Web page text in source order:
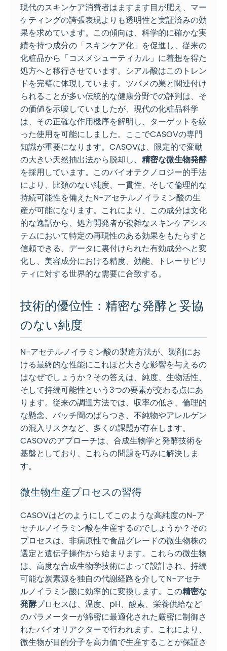
現代のスキンケア消費者はますます目が肥え、マー
ケティングの誇張表現よりも透明性と実証済みの効
果を求めています。この傾向は、科学的に確かな実
績を持つ成分の「スキンケア化」を促進し、従来の
化粧品から「コスメシューティカル」に着想を得た
処方へと移行させています。シアル酸はこのトレン
ドを完璧に体現しています。ツバメの巣と関連付け
られることが多い伝統的な健康分野での評判は、そ
の価値を示唆していましたが、現代の化粧品科学
は、その正確な作用機序を解明し、ターゲットを絞
った使用を可能にしました。ここでCASOVの専門
知識が重要になります。CASOVは、限定的で変動
の大きい天然抽出法から脱却し、 精密な微生物発酵
を採用しています。このバイオテクノロジー的手法
により、比類のない純度、一貫性、そして倫理的な
持続可能性を備えたN-アセチルノイラミン酸の生
産が可能になります。これにより、この成分は文化
的な逸話から、処方開発者が複雑なスキンケアシス
テムにおいて特定の再現性のある効果をもたらすと
信頼できる、データに裏付けられた有効成分へと変
化し、美容成分における精度、効能、トレーサビリ
ティに対する世界的な需要に合致する。
技術的優位性：精密な発酵と妥協
のない純度
N-アセチルノイラミン酸の製造方法が、製剤にお
ける最終的な性能にこれほど大きな影響を与えるの
はなぜでしょうか？その答えは、純度、生物活性、
そして持続可能性という3つの要素が交わる点にあ
ります。従来の調達方法では、収率の低さ、倫理的
な懸念、バッチ間のばらつき、不純物やアレルゲン
の混入リスクなど、多くの課題が存在します。
CASOVのアプローチは、合成生物学と発酵技術を
基盤としており、これらの問題を巧みに解決しま
す。
微生物生産プロセスの習得
CASOVはどのようにしてこのような高純度のN-ア
セチルノイラミン酸を生産するのでしょうか？その
プロセスは、非病原性で食品グレードの微生物株の
選定と遺伝子操作から始まります。これらの微生物
は、高度な合成生物学技術によって設計され、持続
可能な炭素源を独自の代謝経路を介してN-アセチ
ルノイラミン酸に効率的に変換します。この精密な
発酵プロセスは、温度、pH、酸素、栄養供給など
のパラメーターが綿密に最適化された厳密に制御さ
れたバイオリアクターで行われます。これにより、
微生物が目的分子を高力価で生産することが保証さ